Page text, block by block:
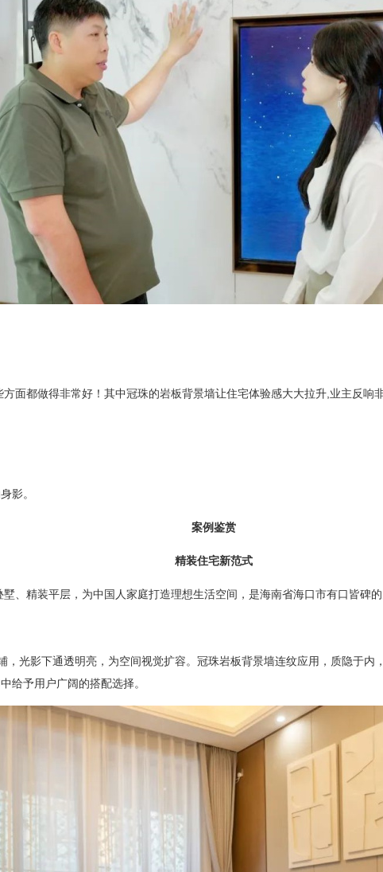
面都做得非常好！其中冠珠的岩板背景墙让住宅体验感大大拉升, 业主反响
影。
案例鉴赏
精装住宅新范式
、精装平层，为中国人家庭打造理想生活空间，是海南省海口市有口皆碑的
，光影下通透明亮，为空间视觉扩容。冠珠岩板背景墙连纹应用，质隐于内
给予用户广阔的搭配选择。